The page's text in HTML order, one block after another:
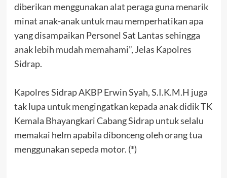
diberikan menggunakan alat peraga guna menarik
minat anak-anak untuk mau memperhatikan apa
yang disampaikan Personel Sat Lantas sehingga
anak lebih mudah memahami”, Jelas Kapolres
Sidrap.
Kapolres Sidrap AKBP Erwin Syah, S.I.K.M.H juga
tak lupa untuk mengingatkan kepada anak didik TK
Kemala Bhayangkari Cabang Sidrap untuk selalu
memakai helm apabila dibonceng oleh orang tua
menggunakan sepeda motor. (*)